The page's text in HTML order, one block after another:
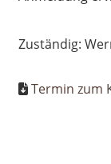
Zuständig:
Termin zum